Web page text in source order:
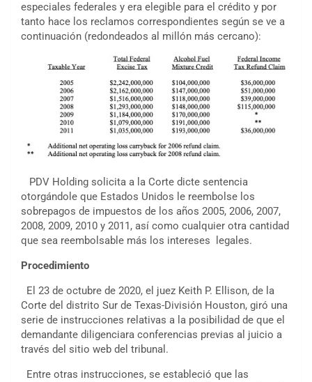
especiales federales y era elegible para el crédito y por
tanto hace los reclamos correspondientes según se ve a
continuación (redondeados al millón más cercano):
PDV Holding solicita a la Corte dicte sentencia
otorgándole que Estados Unidos le reembolse los
sobrepagos de impuestos de los años 2005, 2006, 2007,
2008, 2009, 2010 y 2011, así como cualquier otra cantidad
que sea reembolsable más los intereses legales.
Procedimiento
El 23 de octubre de 2020, el juez Keith P. Ellison, de la
Corte del distrito Sur de Texas-División Houston, giró una
serie de instrucciones relativas a la posibilidad de que el
demandante diligenciara conferencias previas al juicio a
través del sitio web del tribunal.
Entre otras instrucciones, se estableció que las